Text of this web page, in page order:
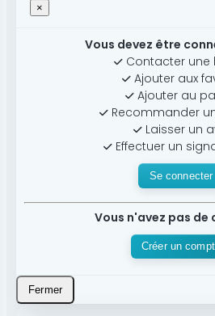
×
Vous devez être
Contacter une
Ajouter aux
Ajouter au
Recommander
Laisser un
Effectuer un
Se connecter
Vous n'avez pas de
Créer un
Fermer